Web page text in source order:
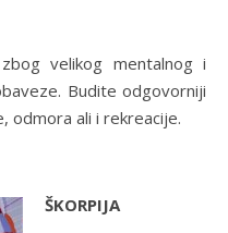
velikog mentalnog i
Budite odgovorniji
odmora ali i rekreacije.
ŠKORPIJA